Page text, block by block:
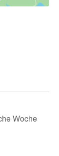
Woche